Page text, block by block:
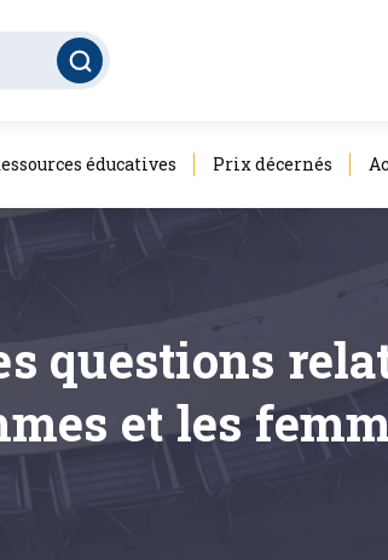
éducatives Prix décernés
questions
et les